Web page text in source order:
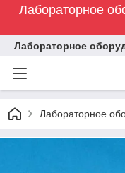
Лабораторное
Лабораторное
Лабораторное